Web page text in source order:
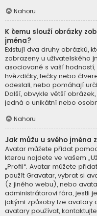
Nahoru
K čemu slouží obrázky
jména?
Existují dva druhy obrázků,
zobrazeny u uživatelského
asociované s vaší
hvězdičky, tečky nebo
odeslali, nebo pomáhají
Další, obvykle větší
jedná o unikátní nebo
Nahoru
Jak můžu u svého jména
Avatar můžete přidat
kterou najdete ve vašem
„Profil“. Avatar můžete
použít Gravatar, vybrat si
(z jiného webu), nebo
administrátorovi fóra, jestli
jakými způsoby lze avatary
avatary používat,